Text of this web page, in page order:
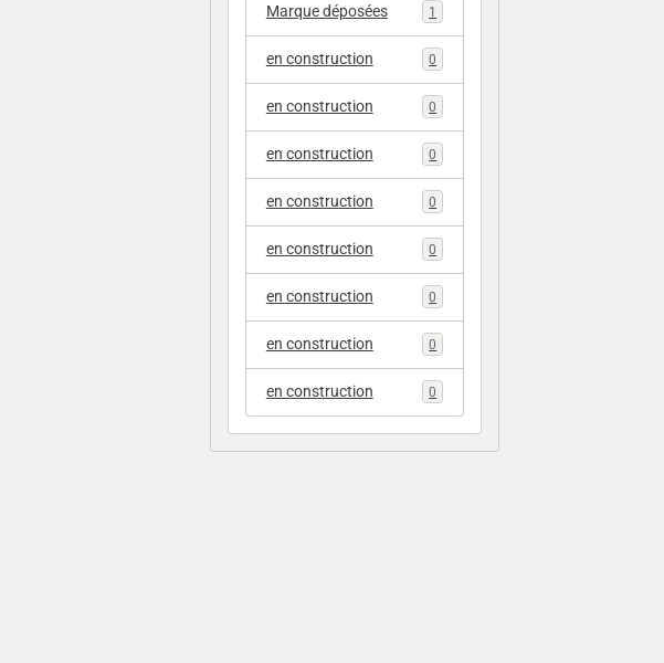
Marque déposées 1
en construction 0
en construction 0
en construction 0
en construction 0
en construction 0
en construction 0
en construction 0
en construction 0